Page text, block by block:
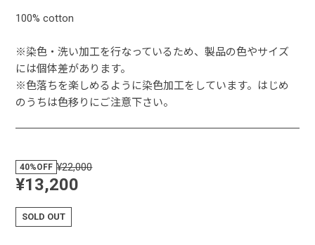
100% cotton
※染色・洗い加工を行なっているため、製品の色やサイズ
には個体差があります。
※色落ちを楽しめるように染色加工をしています。はじめ
のうちは色移りにご注意下さい。
¥22,000
40%OFF
¥13,200
SOLD OUT